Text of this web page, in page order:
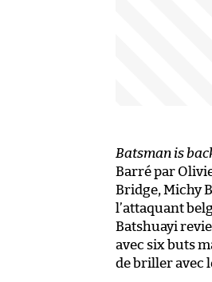
Batsman is
Barré par
Bridge, Michy
l’attaquant
Batshuayi
avec six buts
de briller avec